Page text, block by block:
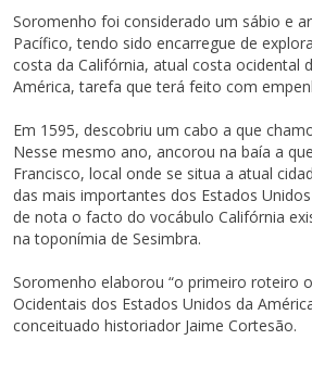
Soromenho foi considerado um sábio e
Pacífico, tendo sido encarregue de
costa da Califórnia, atual costa ocidental
América, tarefa que terá feito com
Em 1595, descobriu um cabo a que
Nesse mesmo ano, ancorou na baía a
Francisco, local onde se situa a atual
das mais importantes dos Estados
de nota o facto do vocábulo Califórnia
na toponímia de Sesimbra.
Soromenho elaborou “o primeiro roteiro
Ocidentais dos Estados Unidos da
conceituado historiador Jaime Cortesão.